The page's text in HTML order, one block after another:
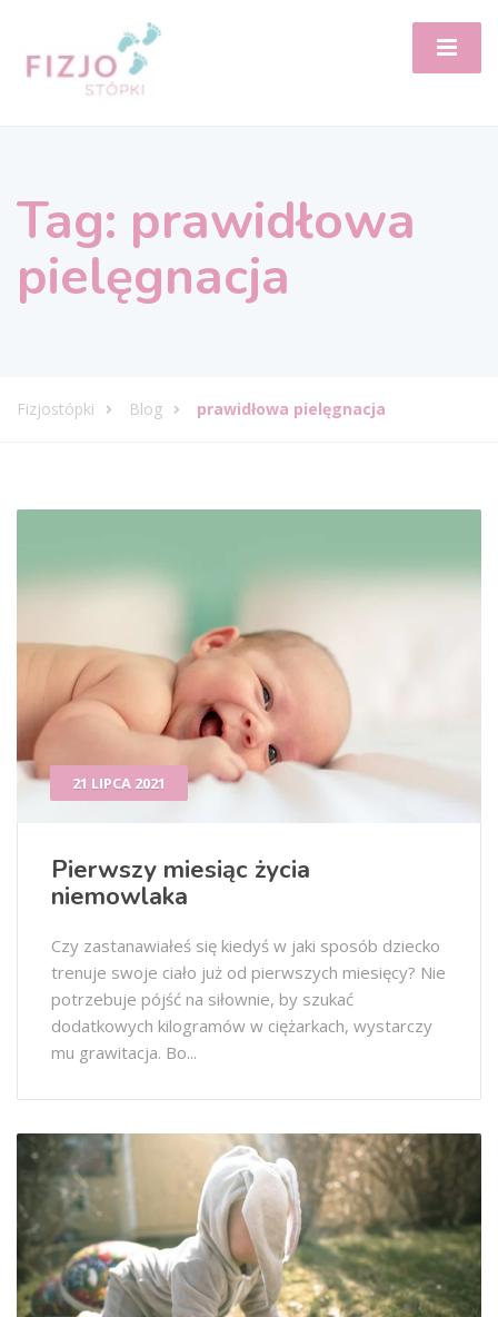
Tag: prawidłowa
pielęgnacja
Fizjostópki Blog prawidłowa pielęgnacja
21 LIPCA 2021
Pierwszy miesiąc życia
niemowlaka
Czy zastanawiałeś się kiedyś w jaki sposób dziecko
trenuje swoje ciało już od pierwszych miesięcy? Nie
potrzebuje pójść na siłownie, by szukać
dodatkowych kilogramów w ciężarkach, wystarczy
mu grawitacja. Bo...